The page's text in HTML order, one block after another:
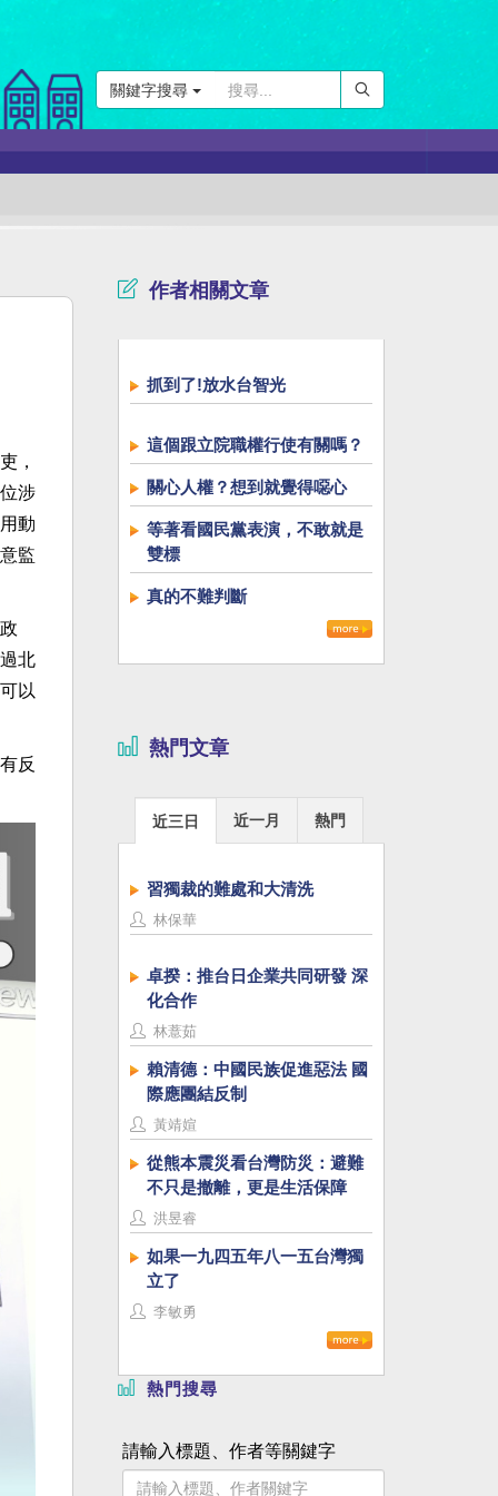
關鍵字搜尋
，
涉
動
監
北
以
反
作者相關文章
抓到了!放水台智光
這個跟立院職權行使有關嗎？
關心人權？想到就覺得噁心
等著看國民黨表演，不敢就是
雙標
真的不難判斷
熱門文章
近三日 近一月 熱門
習獨裁的難處和大清洗
林保華
卓揆：推台日企業共同研發 深
化合作
林薏茹
賴清德：中國民族促進惡法 國
際應團結反制
黃靖媗
從熊本震災看台灣防災：避難
不只是撤離，更是生活保障
洪昱睿
如果一九四五年八一五台灣獨
立了
李敏勇
熱門搜尋
請輸入標題、作者等關鍵字